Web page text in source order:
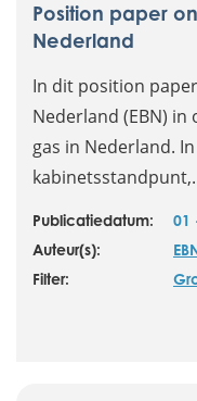
Position paper
Nederland
In dit position
Nederland (EBN)
gas in Nederland.
Publicatiedatum:
01
Auteur(s):
Filter: